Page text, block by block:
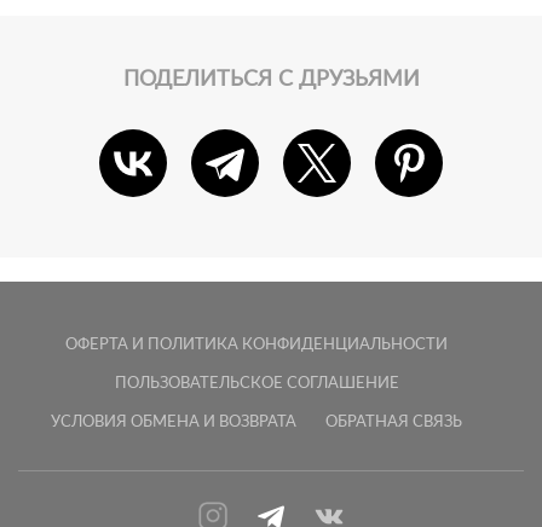
ПОДЕЛИТЬСЯ С ДРУЗЬЯМИ
ОФЕРТА И ПОЛИТИКА КОНФИДЕНЦИАЛЬНОСТИ
ПОЛЬЗОВАТЕЛЬСКОЕ СОГЛАШЕНИЕ
УСЛОВИЯ ОБМЕНА И ВОЗВРАТА ОБРАТНАЯ СВЯЗЬ